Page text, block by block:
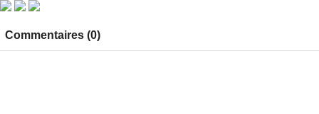
Commentaires (0)